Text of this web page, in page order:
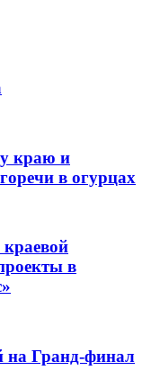
краю и
в огурцах
в
на Гранд-финал